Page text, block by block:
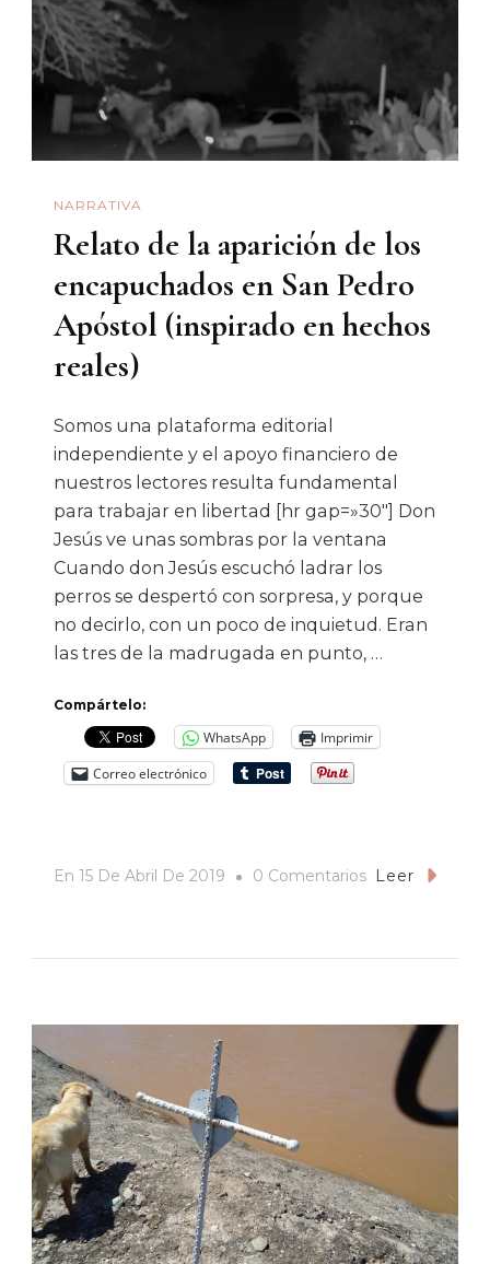
NARRATIVA
Relato de la aparición de los
encapuchados en San Pedro
Apóstol (inspirado en hechos
reales)
Somos una plataforma editorial
independiente y el apoyo financiero de
nuestros lectores resulta fundamental
para trabajar en libertad [hr gap=»30″] Don
Jesús ve unas sombras por la ventana
Cuando don Jesús escuchó ladrar los
perros se despertó con sorpresa, y porque
no decirlo, con un poco de inquietud. Eran
las tres de la madrugada en punto, …
Compártelo:
WhatsApp
Imprimir
Correo electrónico
En 15 De Abril De 2019 0 ComentariosEn
Encapuchados
Pedro
Apóstol
(inspirado
Leer